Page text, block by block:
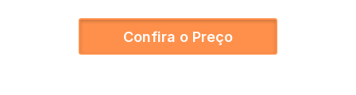
Confira o Preço